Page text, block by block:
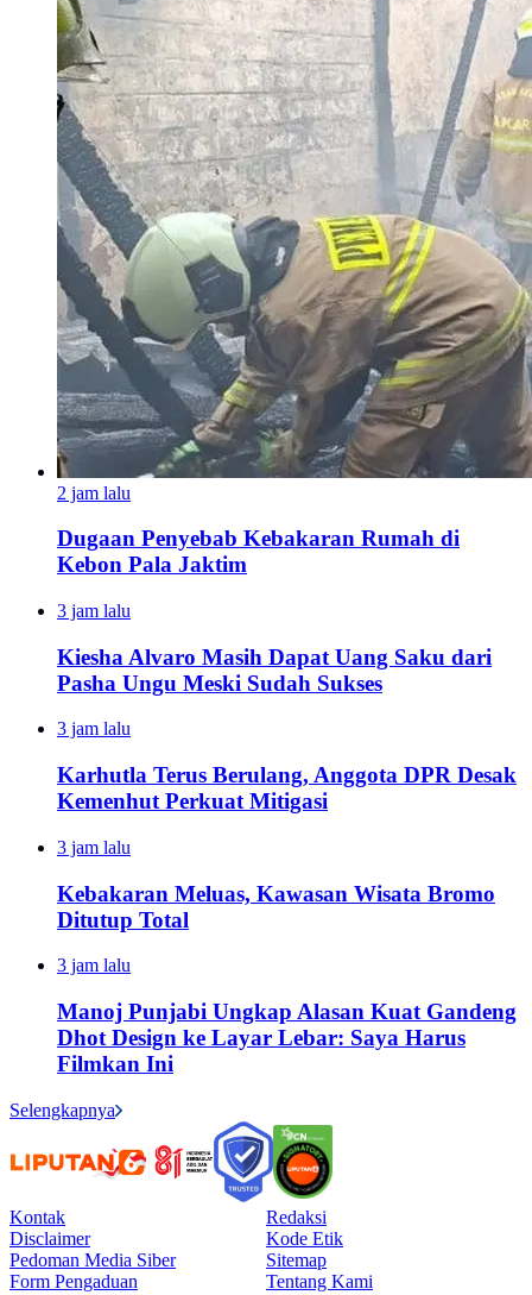
2 jam lalu
Dugaan Penyebab Kebakaran Rumah di
Kebon Pala Jaktim
3 jam lalu
Kiesha Alvaro Masih Dapat Uang Saku dari
Pasha Ungu Meski Sudah Sukses
3 jam lalu
Karhutla Terus Berulang, Anggota DPR Desak
Kemenhut Perkuat Mitigasi
3 jam lalu
Kebakaran Meluas, Kawasan Wisata Bromo
Ditutup Total
3 jam lalu
Manoj Punjabi Ungkap Alasan Kuat Gandeng
Dhot Design ke Layar Lebar: Saya Harus
Filmkan Ini
Selengkapnya
Kontak
Redaksi
Disclaimer
Kode Etik
Pedoman Media Siber
Sitemap
Form Pengaduan
Tentang Kami